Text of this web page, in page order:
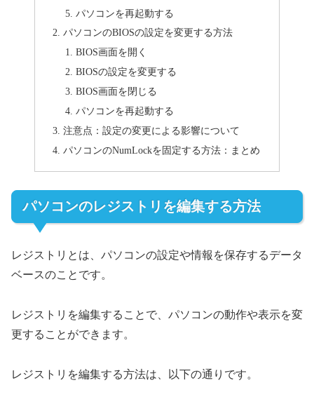
パソコンを再起動する
パソコンのBIOSの設定を変更する方法
BIOS画面を開く
BIOSの設定を変更する
BIOS画面を閉じる
パソコンを再起動する
注意点：設定の変更による影響について
パソコンのNumLockを固定する方法：まとめ
パソコンのレジストリを編集する方法
レジストリとは、パソコンの設定や情報を保存するデータ
ベースのことです。
レジストリを編集することで、パソコンの動作や表示を変
更することができます。
レジストリを編集する方法は、以下の通りです。